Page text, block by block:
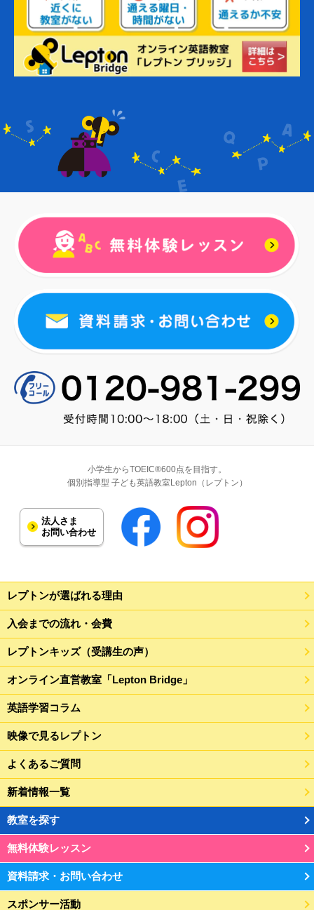
小学生からTOEIC®600点を目指す。
個別指導型 子ども英語教室Lepton（レプトン）
法人さま
お問い合わせ
レプトンが選ばれる理由
入会までの流れ・会費
レプトンキッズ（受講生の声）
オンライン直営教室「Lepton Bridge」
英語学習コラム
映像で見るレプトン
よくあるご質問
新着情報一覧
教室を探す
無料体験レッスン
資料請求・お問い合わせ
スポンサー活動